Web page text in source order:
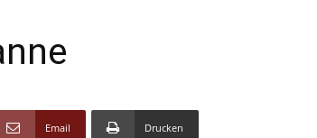
Email Drucken